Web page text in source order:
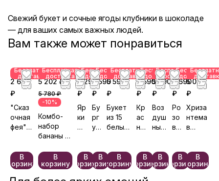
Свежий букет и сочные ягоды клубники в шоколаде
— для ваших самых важных людей.
Вам также может понравиться
Бесплатная
доставка
2 690
₽
"Сказ
очная
фея" с
В
корзину
Бесплатная
доставка
5 202 ₽
5 780 ₽
-10%
Комбо-
набор
бананы и
«Звёздоч
ка»
В
корзину
Бесплатная
доставка
3 290
₽
Яр
ки
е
ииВ
корзину
Бесплатная
доставка
9 590
₽
Бу
рг
ун
В
корзину
Бесплатная
доставка
5 590
₽
Букет
из 15
белых
ленту
В
корзину
Бесплатная
доставка
9 590
₽
Кр
ас
ны
рх
ат
В
корзину
Бесплатная
доставка
5 090
₽
Воз
душ
ные
ииВ
корзину
Бесплатная
доставка
2 690
₽
Ро
зо
вы
д В
корзину
5 090
₽
Хриза
нтема
в
боксе
В
корзину